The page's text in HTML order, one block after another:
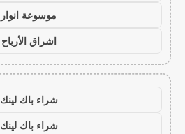
موسوعة انوار
اشراق الأرباح
شراء باك لينك
شراء باك لينك